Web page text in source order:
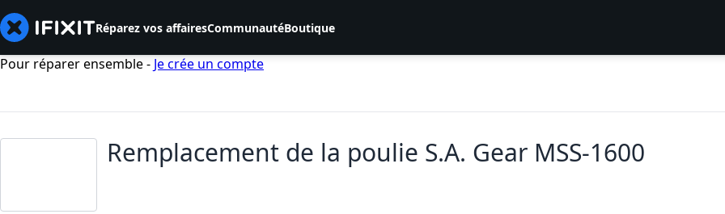
Réparez vos affairesCommunautéBoutique
Pour réparer ensemble - Je crée un compte
Remplacement de la poulie S.A. Gear MSS-1600